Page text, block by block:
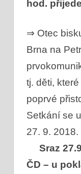
hod.
⇒ Otec
Brna na
tj. děti,
poprvé
Setkání se
27. 9. 2018.
Sraz
ČD – u